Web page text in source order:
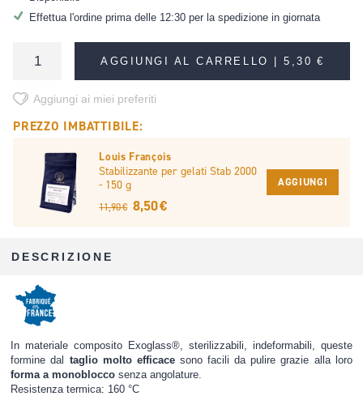
Effettua l'ordine prima delle 12:30 per la spedizione in giornata
AGGIUNGI AL CARRELLO |5,30 €
Aggiungi ai miei preferiti
PREZZO IMBATTIBILE:
Louis François
Stabilizzante per gelati Stab 2000
- 150 g
11,90 € 8,50 €
AGGIUNGI
DESCRIZIONE
In materiale composito Exoglass®, sterilizzabili, indeformabili, queste
formine dal taglio molto efficacesono facili da pulire grazie alla loro
forma a monoblocco senza angolature.
Resistenza termica: 160 °C